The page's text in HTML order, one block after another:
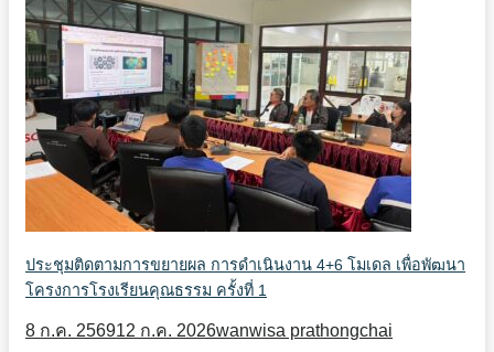
ประชุมติดตามการขยายผล การดำเนินงาน 4+6 โมเดล เพื่อพัฒนา
โครงการโรงเรียนคุณธรรม ครั้งที่ 1
8 ก.ค. 256912 ก.ค. 2026wanwisa prathongchai